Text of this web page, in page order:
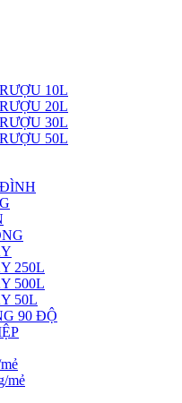
10L
20L
30L
50L
250L
500L
50L
90 ĐỘ
mẻ